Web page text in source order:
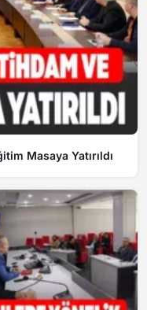
Masaya Yatırıldı